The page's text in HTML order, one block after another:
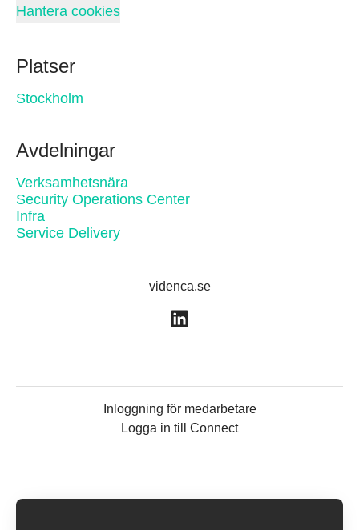
Hantera cookies
Platser
Stockholm
Avdelningar
Verksamhetsnära
Security Operations Center
Infra
Service Delivery
videnca.se
Inloggning för medarbetare
Logga in till Connect